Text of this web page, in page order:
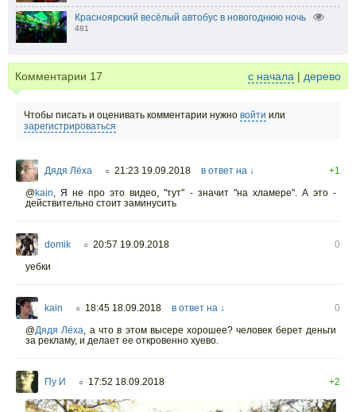
Красноярский весёлый автобус в новогоднюю ночь
481
Комментарии 17 с начала | дерево
Чтобы писать и оценивать комментарии нужно войти или
зарегистрироваться
Дядя Лёха ○ 21:23 19.09.2018 в ответ на ↓
+1
@kain, Я не про это видео, "тут" - значит "на хламере". А это -
действительно стоит заминусить
domik ○ 20:57 19.09.2018
0
уебки
kain ○ 18:45 18.09.2018 в ответ на ↓
0
@Дядя Лёха, а что в этом высере хорошее? человек берет деньги
за рекламу, и делает ее откровенно хуево.
Пу И ○ 17:52 18.09.2018 +2